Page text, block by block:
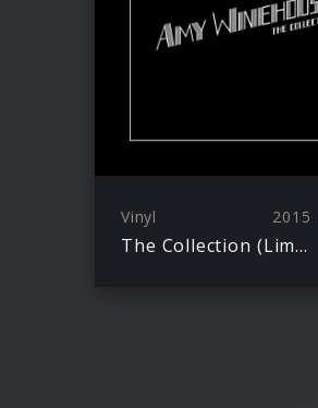
Vinyl 2015
The Collection (Limited 8-LP-Box)